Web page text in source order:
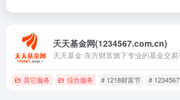
天天基金网(1234567.com.cn)
其它服务 综合服务 # 1218财富节 # 1234567